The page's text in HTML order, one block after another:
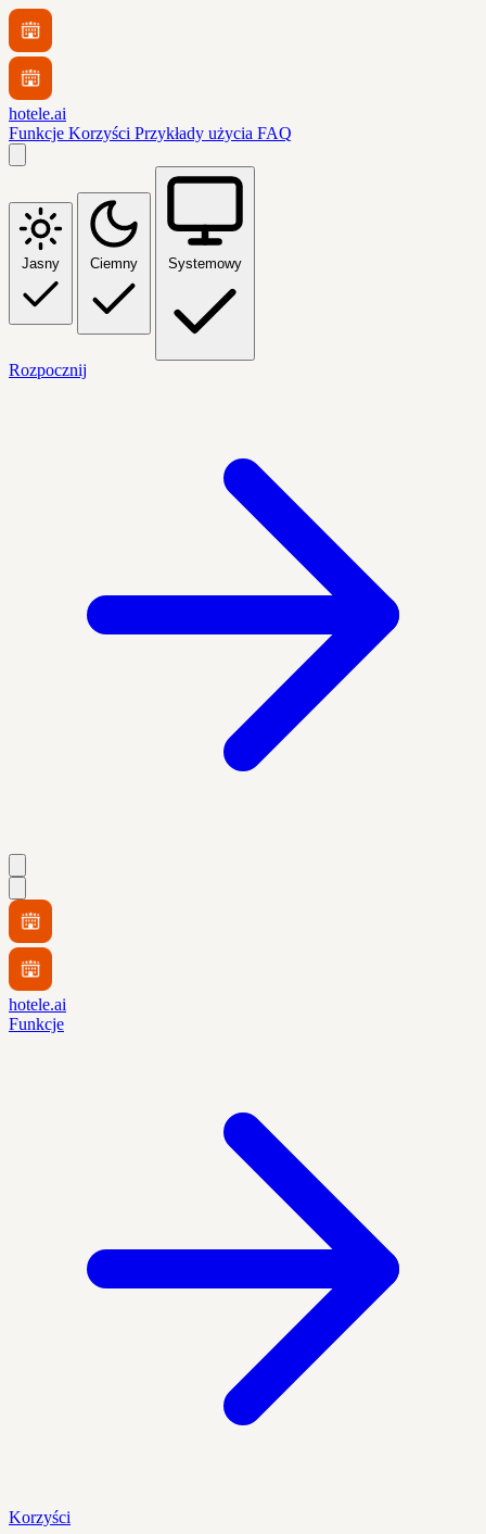
hotele.ai
Funkcje Korzyści Przykłady użycia FAQ
Jasny Ciemny Systemowy
Rozpocznij
hotele.ai
Funkcje
Korzyści